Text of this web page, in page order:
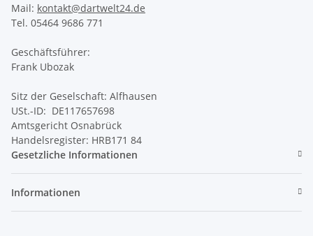
Mail: kontakt@dartwelt24.de
Tel. 05464 9686 771
Geschäftsführer:
Frank Ubozak
Sitz der Geselschaft: Alfhausen
USt.-ID: DE117657698
Amtsgericht Osnabrück
Handelsregister: HRB171 84
Gesetzliche Informationen
Informationen